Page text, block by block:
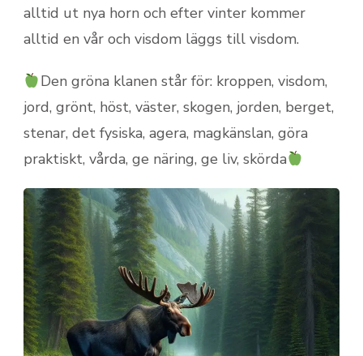
alltid ut nya horn och efter vinter kommer
alltid en vår och visdom läggs till visdom.
Den gröna klanen står för: kroppen, visdom,
jord, grönt, höst, väster, skogen, jorden, berget,
stenar, det fysiska, agera, magkänslan, göra
praktiskt, vårda, ge näring, ge liv, skörda